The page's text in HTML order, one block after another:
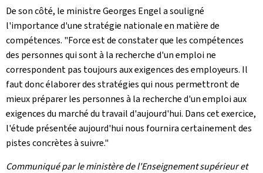
De son côté, le ministre Georges Engel a souligné
l'importance d'une stratégie nationale en matière de
compétences. "Force est de constater que les compétences
des personnes qui sont à la recherche d'un emploi ne
correspondent pas toujours aux exigences des employeurs. Il
faut donc élaborer des stratégies qui nous permettront de
mieux préparer les personnes à la recherche d'un emploi aux
exigences du marché du travail d'aujourd'hui. Dans cet exercice,
l'étude présentée aujourd'hui nous fournira certainement des
pistes concrètes à suivre."
Communiqué par le ministère de l'Enseignement supérieur et